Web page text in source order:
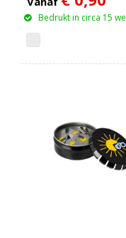
Bedrukt in circa 15